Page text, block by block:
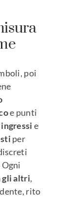
poi
e punti
ingressi e
per
Ogni
gli altri,
rito